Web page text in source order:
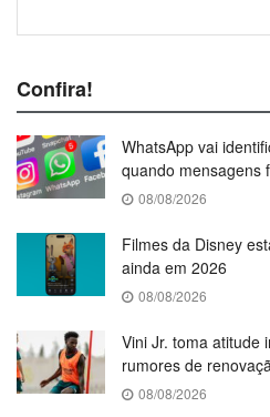
Confira!
WhatsApp vai
quando mensagens
08/08/2026
Filmes da Disney
ainda em 2026
08/08/2026
Vini Jr. toma atitude
rumores de
08/08/2026